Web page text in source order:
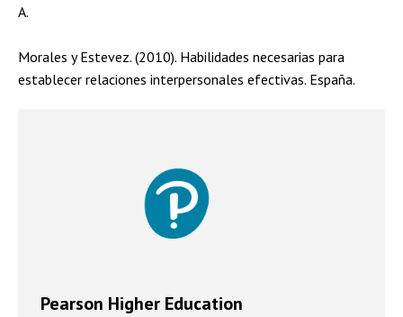
A.
Morales y Estevez. (2010). Habilidades necesarias para
establecer relaciones interpersonales efectivas. España.
Pearson Higher Education